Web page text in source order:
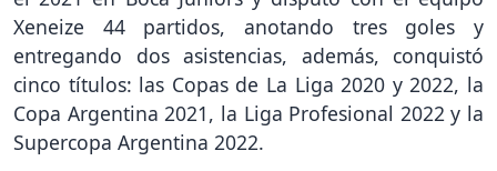
Xeneize 44 partidos, anotando tres goles y
entregando dos asistencias, además, conquistó
cinco títulos: las Copas de La Liga 2020 y 2022, la
Copa Argentina 2021, la Liga Profesional 2022 y la
Supercopa Argentina 2022.